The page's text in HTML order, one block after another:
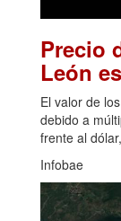
Precio
León
El valor de
debido a
frente al
Infobae